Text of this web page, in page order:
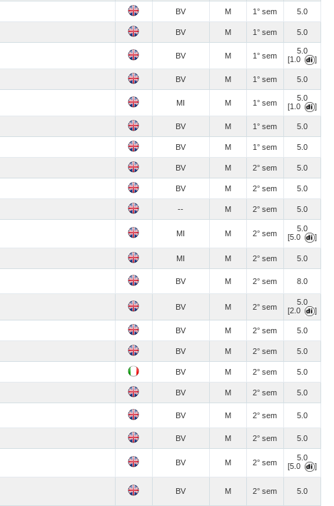
BV M 1° sem 5.0
BV M 1° sem 5.0
BV M 1° sem
5.0
[1.0
]
BV M 1° sem 5.0
MI M 1° sem
5.0
[1.0
]
BV M 1° sem 5.0
BV M 1° sem 5.0
BV M 2° sem 5.0
BV M 2° sem 5.0
-- M 2° sem 5.0
MI M 2° sem
5.0
[5.0
]
MI M 2° sem 5.0
BV M 2° sem 8.0
BV M 2° sem
5.0
[2.0
]
BV M 2° sem 5.0
BV M 2° sem 5.0
BV M 2° sem 5.0
BV M 2° sem 5.0
BV M 2° sem 5.0
BV M 2° sem 5.0
BV M 2° sem
5.0
[5.0
]
BV M 2° sem 5.0